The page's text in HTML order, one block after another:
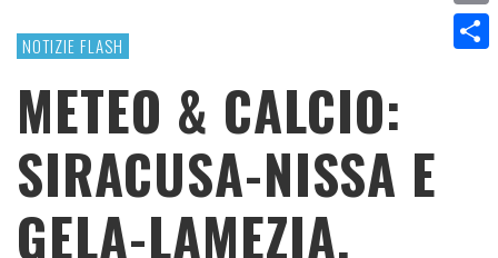
NOTIZIE FLASH
METEO & CALCIO:
SIRACUSA-NISSA E
GELA-LAMEZIA.
Email